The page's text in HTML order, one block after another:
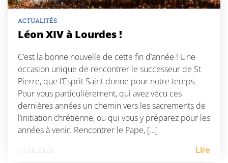
ACTUALITÉS
Léon XIV à Lourdes !
C’est la bonne nouvelle de cette fin d’année ! Une
occasion unique de rencontrer le successeur de St
Pierre, que l’Esprit Saint donne pour notre temps.
Pour vous particulièrement, qui avez vécu ces
dernières années un chemin vers les sacrements de
l’initiation chrétienne, ou qui vous y préparez pour les
années à venir. Rencontrer le Pape, […]
17.06.2026 Lire